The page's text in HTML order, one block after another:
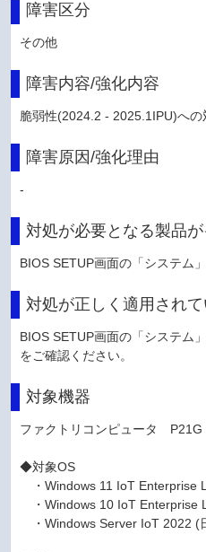
障害区分
その他
障害内容/強化内容
脆弱性(2024.2 - 2025.1IPU)への
障害原因/強化理由
-
対処が必要となる製品
BIOS SETUP画面の「システム
対処が正しく適用され
BIOS SETUP画面の「システム
をご確認ください。
対象機器
ファクトリコンピュータ P21G
◆対象OS
・Windows 11 IoT Enterprise
・Windows 10 IoT Enterprise
・Windows Server IoT 2022 (